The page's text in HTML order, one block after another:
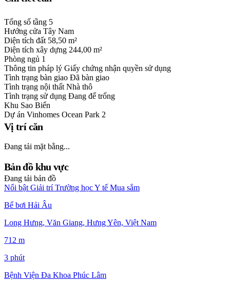
Tổng số tầng 5
Hướng cửa Tây Nam
Diện tích đất 58,50 m²
Diện tích xây dựng 244,00 m²
Phòng ngủ 1
Thông tin pháp lý Giấy chứng nhận quyền sử dụng
Tình trạng bàn giao Đã bàn giao
Tình trạng nội thất Nhà thô
Tình trạng sử dụng Đang để trống
Khu Sao Biển
Dự án Vinhomes Ocean Park 2
Vị trí căn
Đang tải mặt bằng...
Bản đồ khu vực
Đang tải bản đồ
Nổi bật Giải trí Trường họcY tế Mua sắm
Bể bơi Hải Âu
Long Hưng, Văn Giang, Hưng Yên, Việt Nam
712 m
3 phút
Bệnh Viện Đa Khoa Phúc Lâm